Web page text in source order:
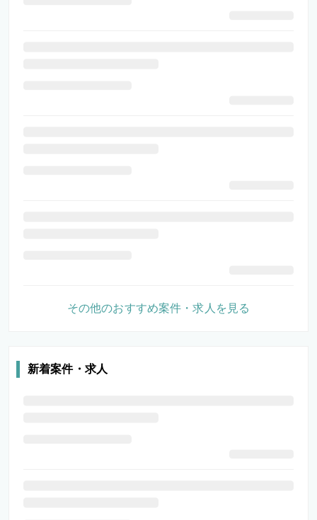
その他のおすすめ案件・求人を見る
新着案件・求人